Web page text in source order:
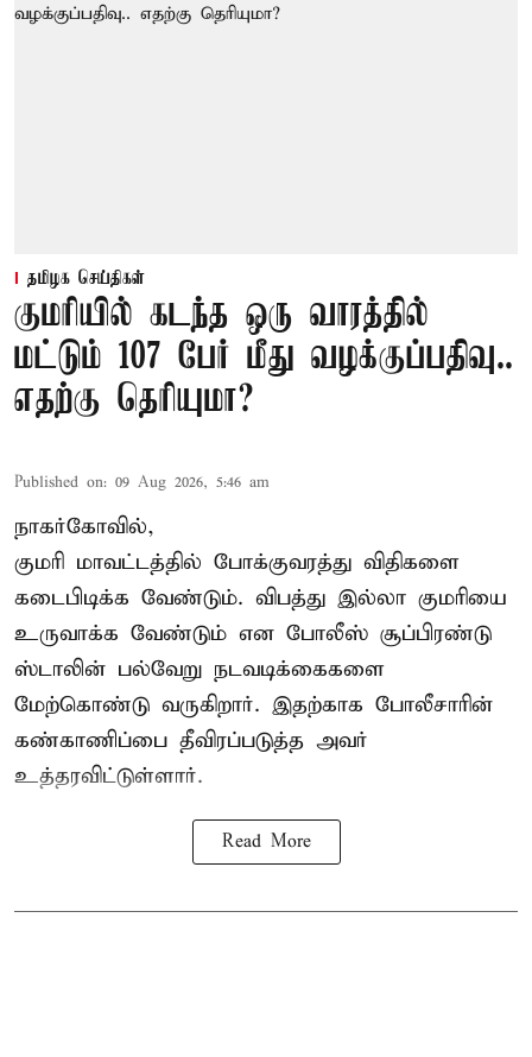
தமிழக செய்திகள்
குமரியில் கடந்த ஒரு வாரத்தில்
மட்டும் 107 பேர் மீது வழக்குப்பதிவு..
எதற்கு தெரியுமா?
Published on: 09 Aug 2026, 5:46 am
நாகர்கோவில்,
குமரி மாவட்டத்தில் போக்குவரத்து விதிகளை
கடைபிடிக்க வேண்டும். விபத்து இல்லா குமரியை
உருவாக்க வேண்டும் என போலீஸ் சூப்பிரண்டு
ஸ்டாலின் பல்வேறு நடவடிக்கைகளை
மேற்கொண்டு வருகிறார். இதற்காக போலீசாரின்
கண்காணிப்பை தீவிரப்படுத்த அவர்
உத்தரவிட்டுள்ளார்.
Read More